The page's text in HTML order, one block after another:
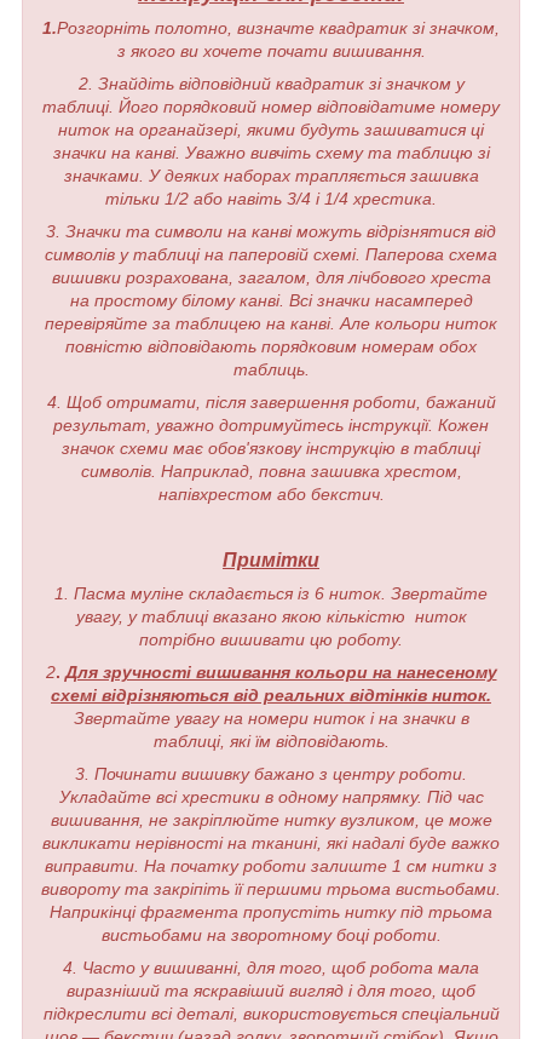
1.Розгорніть полотно, визначте квадратик зі значком,
з якого ви хочете почати вишивання.
2. Знайдіть відповідний квадратик зі значком у
таблиці. Його порядковий номер відповідатиме номеру
ниток на органайзері, якими будуть зашиватися ці
значки на канві. Уважно вивчіть схему та таблицю зі
значками. У деяких наборах трапляється зашивка
тільки 1/2 або навіть 3/4 і 1/4 хрестика.
3. Значки та символи на канві можуть відрізнятися від
символів у таблиці на паперовій схемі. Паперова схема
вишивки розрахована, загалом, для лічбового хреста
на простому білому канві. Всі значки насамперед
перевіряйте за таблицею на канві. Але кольори ниток
повністю відповідають порядковим номерам обох
таблиць.
4. Щоб отримати, після завершення роботи, бажаний
результат, уважно дотримуйтесь інструкції. Кожен
значок схеми має обов'язкову інструкцію в таблиці
символів. Наприклад, повна зашивка хрестом,
напівхрестом або бекстич.
Примітки
1. Пасма муліне складається із 6 ниток. Звертайте
увагу, у таблиці вказано якою кількістю ниток
потрібно вишивати цю роботу.
2. Для зручності вишивання кольори на нанесеному
схемі відрізняються від реальних відтінків ниток.
Звертайте увагу на номери ниток і на значки в
таблиці, які їм відповідають.
3. Починати вишивку бажано з центру роботи.
Укладайте всі хрестики в одному напрямку. Під час
вишивання, не закріплюйте нитку вузликом, це може
викликати нерівності на тканині, які надалі буде важко
виправити. На початку роботи залиште 1 см нитки з
вивороту та закріпіть її першими трьома вистьобами.
Наприкінці фрагмента пропустіть нитку під трьома
вистьобами на зворотному боці роботи.
4. Часто у вишиванні, для того, щоб робота мала
виразніший та яскравіший вигляд і для того, щоб
підкреслити всі деталі, використовується спеціальний